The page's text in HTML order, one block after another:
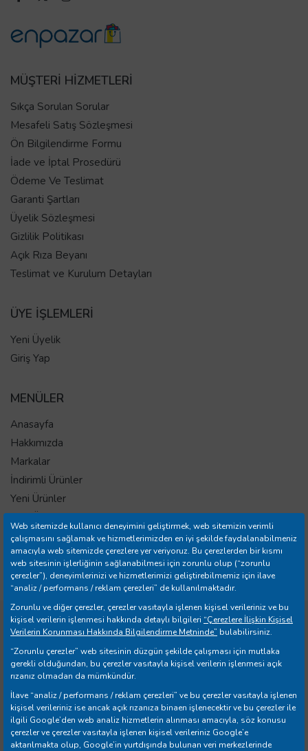
MÜŞTERİ HİZMETLERİ
Sıkça Sorulan Sorular
Mesafeli Satış Sözleşmesi
Ön Bilgilendirme Formu
İade ve İptal Prosedürü
Ödeme Ve Teslimat
Garanti Şartları
Üyelik Sözleşmesi
Gizlilik Politikası
Açık Rıza Beyanı
Teslimat ve Kurulum Detayları
ÜYE İŞLEMLERİ
Yeni Üyelik
Giriş Yap
MENÜLER
Anasayfa
Hakkımızda
Markalar
İndirimli Ürünler
Yeni Ürünler
Tüm Ürünler
İletişim
Mağazalar
Banka Hesap Bilgileri
Copyright © 2026 Yılmazer Ev Gereçleri İth. İhr. San. ve Tic.
A.Ş. Tüm Hakları Saklıdır.
Web Business® e-ticaret sistemleri ile hazırlanmıştır.
Web sitemizde kullanıcı deneyimini geliştirmek, web sitemizin verimli
çalışmasını sağlamak ve hizmetlerimizden en iyi şekilde faydalanabilmeniz
amacıyla web sitemizde çerezlere yer veriyoruz. Bu çerezlerden bir kısmı
web sitesinin işlerliğinin sağlanabilmesi için zorunlu olup (“zorunlu
çerezler”), deneyimlerinizi ve hizmetlerimizi geliştirebilmemiz için ilave
“analiz / performans / reklam çerezleri” de kullanılmaktadır.
Zorunlu ve diğer çerezler, çerezler vasıtayla işlenen kişisel verileriniz ve bu
kişisel verilerin işlenmesi hakkında detaylı bilgileri “Çerezlere İlişkin Kişisel
Verilerin Korunması Hakkında Bilgilendirme Metninde” bulabilirsiniz.
“Zorunlu çerezler” web sitesinin düzgün şekilde çalışması için mutlaka
gerekli olduğundan, bu çerezler vasıtayla kişisel verilerin işlenmesi açık
rızanız olmadan da mümkündür.
İlave “analiz / performans / reklam çerezleri” ve bu çerezler vasıtayla işlenen
kişisel verileriniz ise ancak açık rızanıza binaen işlenecektir ve bu çerezler ile
ilgili Google’den web analiz hizmetlerin alınması amacıyla, söz konusu
çerezler ve çerezler vasıtayla işlenen kişisel verileriniz Google’e
aktarılmakta olup, Google’in yurtdışında bulunan veri merkezlerinde